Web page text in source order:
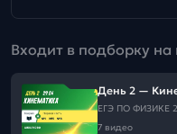
Входит в подборку на
День 2 —
ЕГЭ ПО ФИЗИКЕ
7 видео